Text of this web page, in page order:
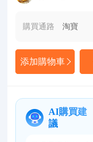
購買通路 淘寶
添加購物車
AI購買建
議